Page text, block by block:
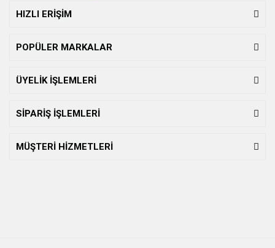
HIZLI ERİŞİM
POPÜLER MARKALAR
ÜYELİK İŞLEMLERİ
SİPARİŞ İŞLEMLERİ
MÜŞTERİ HİZMETLERİ